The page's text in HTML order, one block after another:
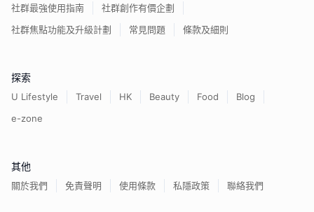
社群最強使用指南
社群創作有價企劃
社群焦點功能及升級計劃
常見問題 條款及細則
探索
U Lifestyle Travel HK Beauty Food
Blog
e-zone
其他
關於我們 免責聲明 使用條款 私隱政策 聯絡我們